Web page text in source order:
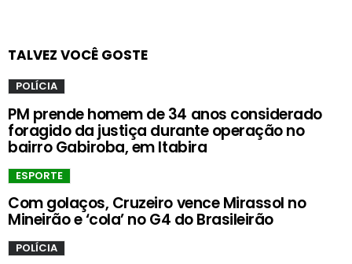
TALVEZ VOCÊ GOSTE
POLÍCIA
PM prende homem de 34 anos considerado
foragido da justiça durante operação no
bairro Gabiroba, em Itabira
ESPORTE
Com golaços, Cruzeiro vence Mirassol no
Mineirão e ‘cola’ no G4 do Brasileirão
POLÍCIA